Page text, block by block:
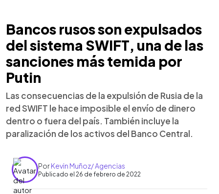
Bancos rusos son expulsados
del sistema SWIFT, una de las
sanciones más temida por
Putin
Las consecuencias de la expulsión de Rusia de la
red SWIFT le hace imposible el envío de dinero
dentro o fuera del país. También incluye la
paralización de los activos del Banco Central.
PorKevin Muñoz/ Agencias
Publicado el 26 de febrero de 2022